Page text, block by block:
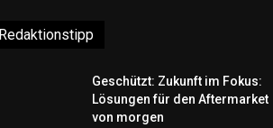
Redaktionstipp
Geschützt: Zukunft im Fokus:
Lösungen für den Aftermarket
von morgen